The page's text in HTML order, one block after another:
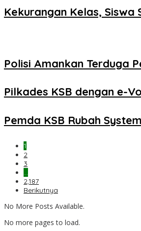
Kekurangan Kelas, Siswa
Polisi Amankan Terduga
Pilkades KSB dengan e-
Pemda KSB Rubah
1
2
3
…
2,187
Berikutnya
No More Posts Available.
No more pages to load.